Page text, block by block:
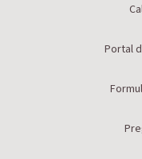
Portal